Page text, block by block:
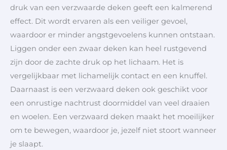
druk van een verzwaarde deken geeft een kalmerend
effect. Dit wordt ervaren als een veiliger gevoel,
waardoor er minder angstgevoelens kunnen ontstaan.
Liggen onder een zwaar deken kan heel rustgevend
zijn door de zachte druk op het lichaam. Het is
vergelijkbaar met lichamelijk contact en een knuffel.
Daarnaast is een verzwaard deken ook geschikt voor
een onrustige nachtrust doormiddel van veel draaien
en woelen. Een verzwaard deken maakt het moeilijker
om te bewegen, waardoor je, jezelf niet stoort wanneer
je slaapt.